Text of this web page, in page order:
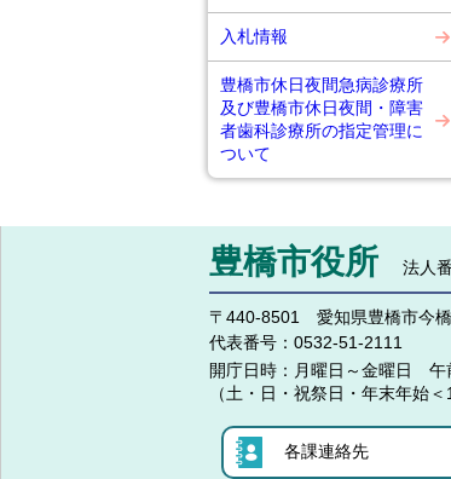
入札情報
豊橋市休日夜間急病診療所
及び豊橋市休日夜間・障害
者歯科診療所の指定管理に
ついて
豊橋市役所 法人
〒440-8501 愛知県豊橋市今
代表番号： 0532-51-2111
開庁日時： 月曜日～金曜日 午
（土・日・祝祭日・年末年始
各課連絡先